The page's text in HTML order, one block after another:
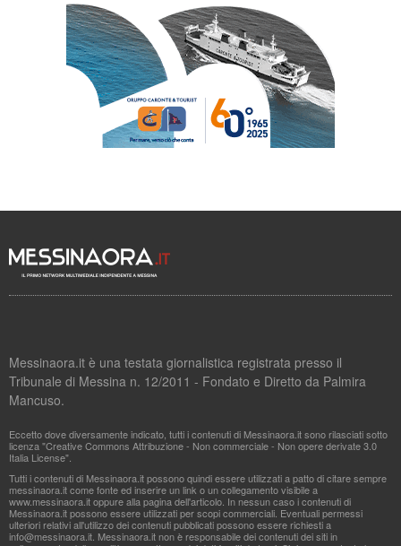
Messinaora.it è una testata giornalistica registrata presso il
Tribunale di Messina n. 12/2011 - Fondato e Diretto da Palmira
Mancuso.
Eccetto dove diversamente indicato, tutti i contenuti di Messinaora.it sono rilasciati sotto
licenza "Creative Commons Attribuzione - Non commerciale - Non opere derivate 3.0
Italia License".
Tutti i contenuti di Messinaora.it possono quindi essere utilizzati a patto di citare sempre
messinaora.it come fonte ed inserire un link o un collegamento visibile a
www.messinaora.it oppure alla pagina dell'articolo. In nessun caso i contenuti di
Messinaora.it possono essere utilizzati per scopi commerciali. Eventuali permessi
ulteriori relativi all'utilizzo dei contenuti pubblicati possono essere richiesti a
info@messinaora.it . Messinaora.it non è responsabile dei contenuti dei siti in